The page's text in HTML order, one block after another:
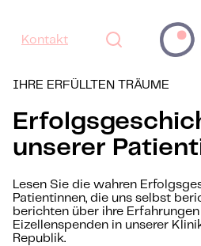
Kontakt
IHRE ERFÜLLTEN TRÄUME
unserer
Lesen Sie die wahren
Patientinnen, die uns selbst
berichten über ihre
Eizellenspenden in unserer
Republik.